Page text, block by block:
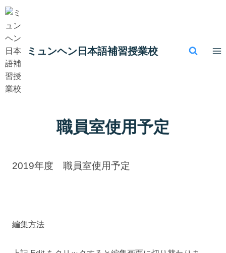
内
を
キ
ッ
プ
ミュンヘン​日本語補習授業校
職員室使用予定
2019年度 職員室使用予定
編集方法